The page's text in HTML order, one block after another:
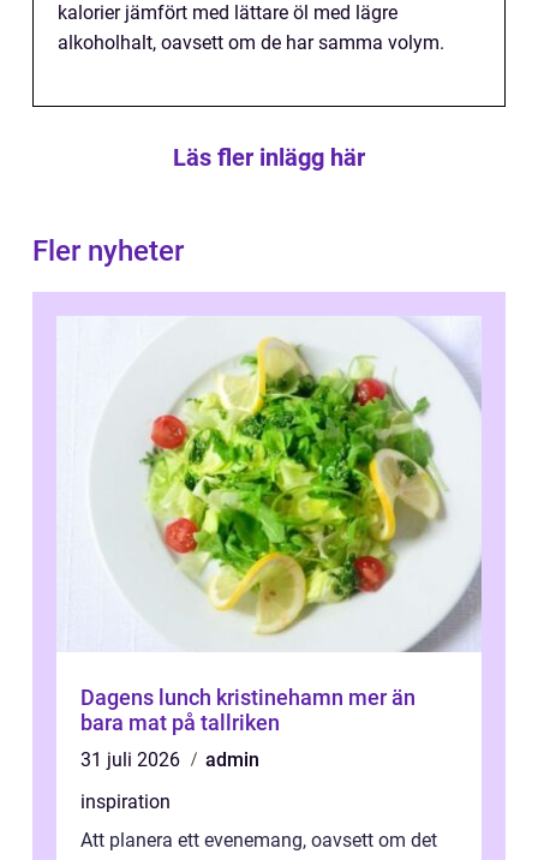
kalorier jämfört med lättare öl med lägre
alkoholhalt, oavsett om de har samma volym.
Läs fler inlägg här
Fler nyheter
Dagens lunch kristinehamn mer än
bara mat på tallriken
31 juli 2026
admin
inspiration
Att planera ett evenemang, oavsett om det